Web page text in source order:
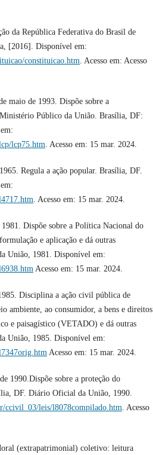
da República Federativa do Brasil de
[2016]. Disponível em:
constituicao.htm . Acesso em: Acesso
maio de 1993. Dispõe sobre a
Público da União. Brasília, DF:
lcp75.htm . Acesso em: 15 mar. 2024.
Regula a ação popular. Brasília, DF.
. Acesso em: 15 mar. 2024.
Dispõe sobre a Política Nacional do
e aplicação e dá outras
União, 1981. Disponível em:
Acesso em: 15 mar. 2024.
Disciplina a ação civil pública de
ambiente, ao consumidor, a bens e direitos
e paisagístico (VETADO) e dá outras
União, 1985. Disponível em:
Acesso em: 15 mar. 2024.
1990.Dispõe sobre a proteção do
DF. Diário Oficial da União, 1990.
ccivil_03/leis/l8078compilado.htm. Acesso
(extrapatrimonial) coletivo: leitura